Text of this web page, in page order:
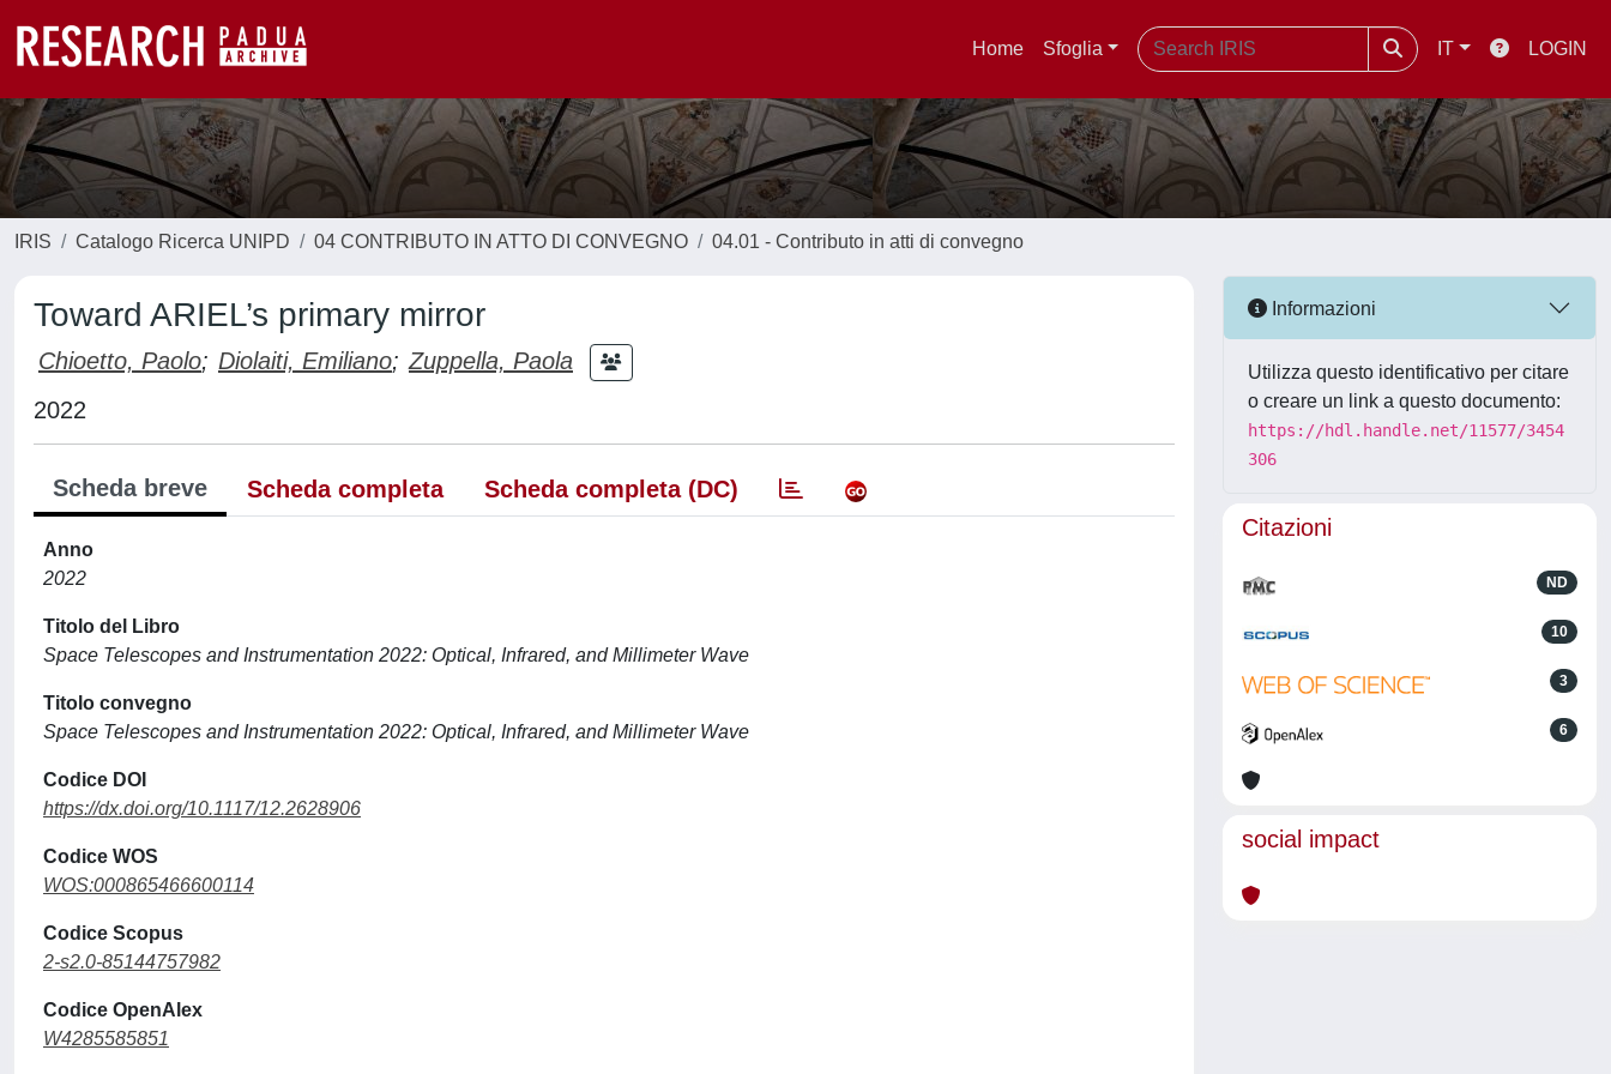
Home Sfoglia IT LOGIN
IRIS Catalogo Ricerca UNIPD 04 CONTRIBUTO IN ATTO DI CONVEGNO 04.01 - Contributo in atti di convegno
Toward ARIEL’s primary mirror
Chioetto, Paolo; Diolaiti, Emiliano; Zuppella, Paola
2022
Scheda breve Scheda completa Scheda completa (DC)
Anno
2022
Titolo del Libro
Space Telescopes and Instrumentation 2022: Optical, Infrared, and Millimeter Wave
Titolo convegno
Space Telescopes and Instrumentation 2022: Optical, Infrared, and Millimeter Wave
Codice DOI
https://dx.doi.org/10.1117/12.2628906
Codice WOS
WOS:000865466600114
Codice Scopus
2-s2.0-85144757982
Codice OpenAlex
W4285585851
Informazioni
Utilizza questo identificativo per citare
o creare un link a questo documento:
https://hdl.handle.net/11577/3454
306
Citazioni
ND
10
3
6
social impact